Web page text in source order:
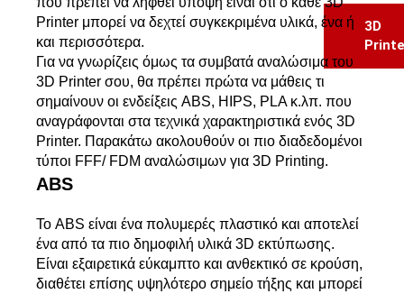
Printer μπορεί να δεχτεί συγκεκριμένα υλικά, ένα ή
και περισσότερα.
Για να γνωρίζεις όμως τα συμβατά αναλώσιμα του
3D Printer σου, θα πρέπει πρώτα να μάθεις τι
σημαίνουν οι ενδείξεις ABS, HIPS, PLA κ.λπ. που
αναγράφονται στα τεχνικά χαρακτηριστικά ενός 3D
Printer. Παρακάτω ακολουθούν οι πιο διαδεδομένοι
τύποι FFF/ FDM αναλώσιμων για 3D Printing.
ABS
Το ABS είναι ένα πολυμερές πλαστικό και αποτελεί
ένα από τα πιο δημοφιλή υλικά 3D εκτύπωσης.
Είναι εξαιρετικά εύκαμπτο και ανθεκτικό σε κρούση,
διαθέτει επίσης υψηλότερο σημείο τήξης και μπορεί
3D